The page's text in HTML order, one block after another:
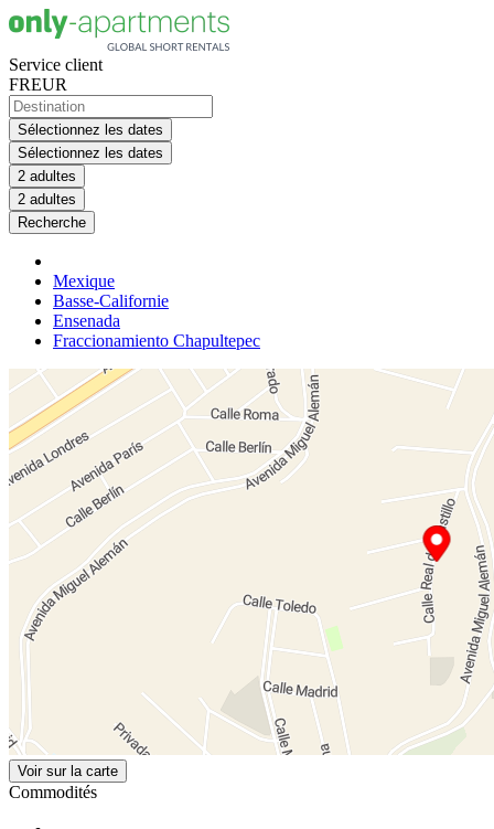
Service client
FREUR
Sélectionnez les dates
Sélectionnez les dates
2 adultes
2 adultes
Recherche
Mexique
Basse-Californie
Ensenada
Fraccionamiento Chapultepec
Voir sur la carte
Commodités